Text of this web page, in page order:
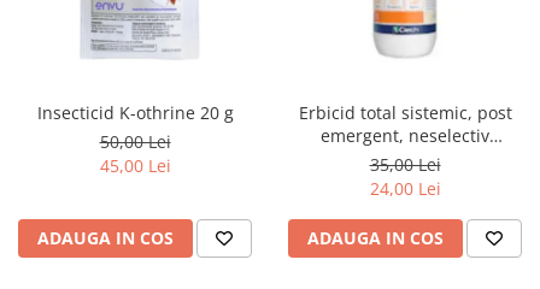
Insecticid K-othrine 20 g
50,00 Lei
45,00 Lei
ADAUGA IN COS
Erbicid total sistemic, post
emergent, neselectiv
(buruieni monocotiledonate si
dicotiledonate, anuale si
perene), Agrosar360 SL,
35,00 Lei
24,00 Lei
ADAUGA IN COS